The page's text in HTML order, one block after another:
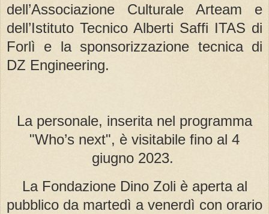
dell’Associazione Culturale Arteam e
dell’Istituto Tecnico Alberti Saffi ITAS di
Forlì e la sponsorizzazione tecnica di
DZ Engineering.
La personale, inserita nel programma
"Who’s next", è visitabile fino al 4
giugno 2023.
La Fondazione Dino Zoli è aperta al
pubblico da martedì a venerdì con orario